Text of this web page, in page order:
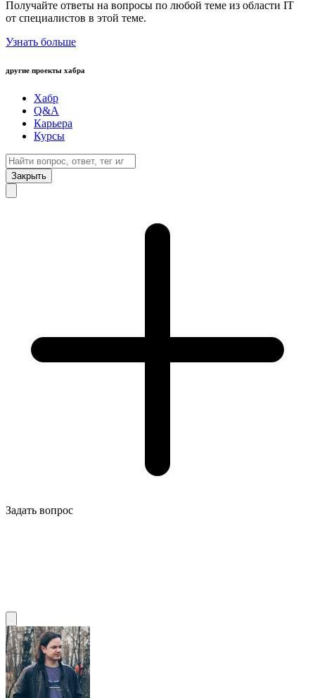
Получайте ответы на вопросы по любой теме из области IT
от специалистов в этой теме.
Узнать больше
другие проекты хабра
Хабр
Q&A
Карьера
Курсы
Закрыть
Задать вопрос